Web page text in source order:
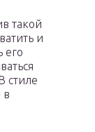
такой
и
его
стиле
в